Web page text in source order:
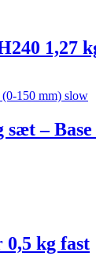
1,27
–
0,5 kg fast